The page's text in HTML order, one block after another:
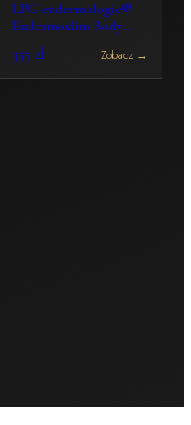
LPG endermologie®
Endermoslim Body
Shaping Cream 200 ml
355 zł Zobacz →